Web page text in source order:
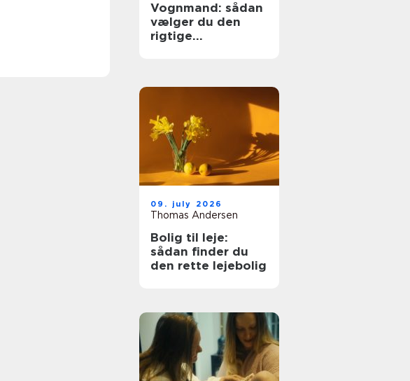
Vognmand: sådan
vælger du den
rigtige
09. july 2026
Thomas Andersen
Bolig til leje:
sådan finder du
den rette lejebolig